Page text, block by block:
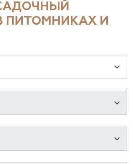
ПИТОМНИКАХ И